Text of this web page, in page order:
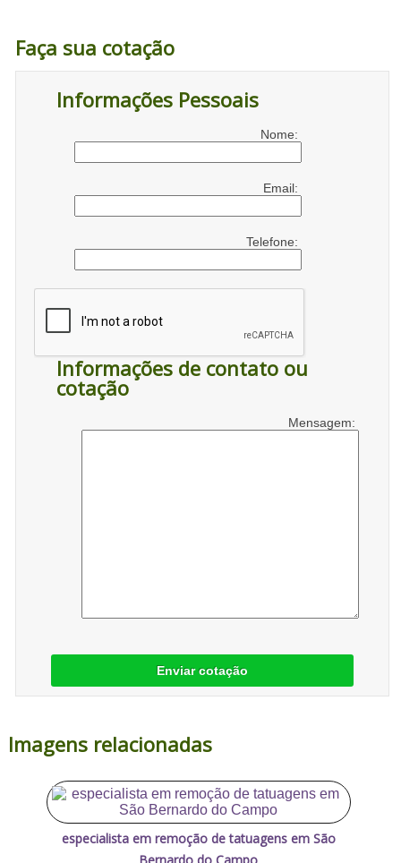
Faça sua cotação
Informações Pessoais
Nome:
Email:
Telefone:
Informações de contato ou
cotação
Mensagem:
Enviar cotação
Imagens relacionadas
especialista em remoção de tatuagens em São